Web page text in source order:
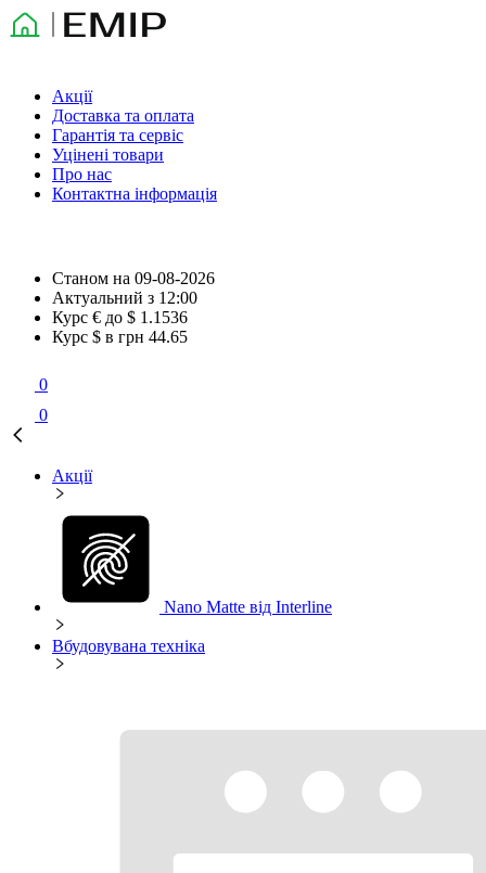
Акції
Доставка та оплата
Гарантія та сервіс
Уцінені товари
Про нас
Контактна інформація
Станом на 09-08-2026
Актуальний з 12:00
Курс € до $ 1.1536
Курс $ в грн 44.65
0
0
Акції
Nano Matte від Interline
Вбудовувана техніка